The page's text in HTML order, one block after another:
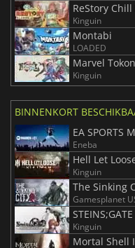
ReStory
Kinguin
Montabi
LOADED
Marvel
Kinguin
BINNENKORT
EA SPORTS
Eneba
Hell Let
Kinguin
The Sinking
Gamesplanet
Kinguin
Mortal Shell